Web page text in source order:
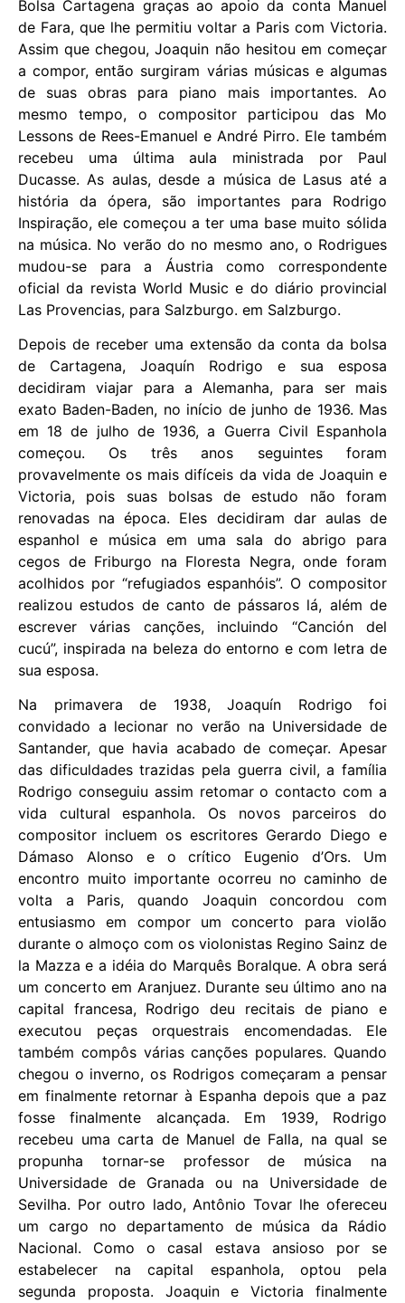
Bolsa Cartagena graças ao apoio da conta Manuel
de Fara, que lhe permitiu voltar a Paris com Victoria.
Assim que chegou, Joaquin não hesitou em começar
a compor, então surgiram várias músicas e algumas
de suas obras para piano mais importantes. Ao
mesmo tempo, o compositor participou das Mo
Lessons de Rees-Emanuel e André Pirro. Ele também
recebeu uma última aula ministrada por Paul
Ducasse. As aulas, desde a música de Lasus até a
história da ópera, são importantes para Rodrigo
Inspiração, ele começou a ter uma base muito sólida
na música. No verão do no mesmo ano, o Rodrigues
mudou-se para a Áustria como correspondente
oficial da revista World Music e do diário provincial
Las Provencias, para Salzburgo. em Salzburgo.
Depois de receber uma extensão da conta da bolsa
de Cartagena, Joaquín Rodrigo e sua esposa
decidiram viajar para a Alemanha, para ser mais
exato Baden-Baden, no início de junho de 1936. Mas
em 18 de julho de 1936, a Guerra Civil Espanhola
começou. Os três anos seguintes foram
provavelmente os mais difíceis da vida de Joaquin e
Victoria, pois suas bolsas de estudo não foram
renovadas na época. Eles decidiram dar aulas de
espanhol e música em uma sala do abrigo para
cegos de Friburgo na Floresta Negra, onde foram
acolhidos por “refugiados espanhóis”. O compositor
realizou estudos de canto de pássaros lá, além de
escrever várias canções, incluindo “Canción del
cucú”, inspirada na beleza do entorno e com letra de
sua esposa.
Na primavera de 1938, Joaquín Rodrigo foi
convidado a lecionar no verão na Universidade de
Santander, que havia acabado de começar. Apesar
das dificuldades trazidas pela guerra civil, a família
Rodrigo conseguiu assim retomar o contacto com a
vida cultural espanhola. Os novos parceiros do
compositor incluem os escritores Gerardo Diego e
Dámaso Alonso e o crítico Eugenio d’Ors. Um
encontro muito importante ocorreu no caminho de
volta a Paris, quando Joaquin concordou com
entusiasmo em compor um concerto para violão
durante o almoço com os violonistas Regino Sainz de
la Mazza e a idéia do Marquês Boralque. A obra será
um concerto em Aranjuez. Durante seu último ano na
capital francesa, Rodrigo deu recitais de piano e
executou peças orquestrais encomendadas. Ele
também compôs várias canções populares. Quando
chegou o inverno, os Rodrigos começaram a pensar
em finalmente retornar à Espanha depois que a paz
fosse finalmente alcançada. Em 1939, Rodrigo
recebeu uma carta de Manuel de Falla, na qual se
propunha tornar-se professor de música na
Universidade de Granada ou na Universidade de
Sevilha. Por outro lado, Antônio Tovar lhe ofereceu
um cargo no departamento de música da Rádio
Nacional. Como o casal estava ansioso por se
estabelecer na capital espanhola, optou pela
segunda proposta. Joaquin e Victoria finalmente